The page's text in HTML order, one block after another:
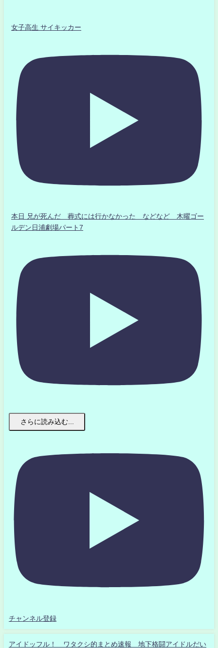
女子高生 サイキッカー
本日 兄が死んだ 葬式には行かなかった などなど 木曜ゴー
ルデン日浦劇場パート7
さらに読み込む...
チャンネル登録
アイドッフル！ ワタクシ的まとめ速報 地下格闘アイドルだい